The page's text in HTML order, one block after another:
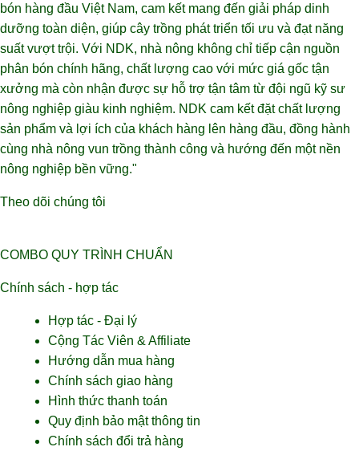
bón hàng đầu Việt Nam, cam kết mang đến giải pháp dinh
dưỡng toàn diện, giúp cây trồng phát triển tối ưu và đạt năng
suất vượt trội. Với NDK, nhà nông không chỉ tiếp cận nguồn
phân bón chính hãng, chất lượng cao với mức giá gốc tận
xưởng mà còn nhận được sự hỗ trợ tận tâm từ đội ngũ kỹ sư
nông nghiệp giàu kinh nghiệm. NDK cam kết đặt chất lượng
sản phẩm và lợi ích của khách hàng lên hàng đầu, đồng hành
cùng nhà nông vun trồng thành công và hướng đến một nền
nông nghiệp bền vững."
Theo dõi chúng tôi
COMBO QUY TRÌNH CHUẨN
Chính sách - hợp tác
Hợp tác - Đại lý
Cộng Tác Viên & Affiliate
Hướng dẫn mua hàng
Chính sách giao hàng
Hình thức thanh toán
Quy định bảo mật thông tin
Chính sách đổi trả hàng